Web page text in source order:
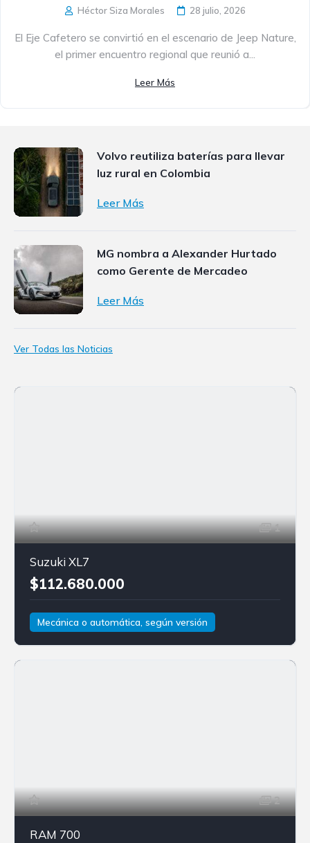
Héctor Siza Morales 28 julio, 2026
El Eje Cafetero se convirtió en el escenario de Jeep Nature,
el primer encuentro regional que reunió a...
Leer Más
Volvo reutiliza baterías para llevar
luz rural en Colombia
Leer Más
MG nombra a Alexander Hurtado
como Gerente de Mercadeo
Leer Más
Ver Todas las Noticias
1
Suzuki XL7
$112.680.000
Mecánica o automática, según versión
2
RAM 700